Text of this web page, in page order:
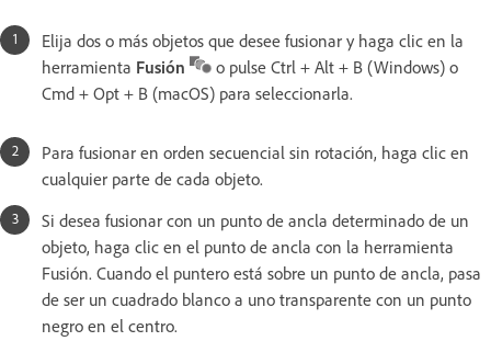
Elija dos o más objetos que desee fusionar y haga clic en la
herramienta Fusión
o pulse Ctrl + Alt + B (Windows) o
Cmd + Opt + B (macOS) para seleccionarla.
Para fusionar en orden secuencial sin rotación, haga clic en
cualquier parte de cada objeto.
Si desea fusionar con un punto de ancla determinado de un
objeto, haga clic en el punto de ancla con la herramienta
Fusión. Cuando el puntero está sobre un punto de ancla, pasa
de ser un cuadrado blanco a uno transparente con un punto
negro en el centro.